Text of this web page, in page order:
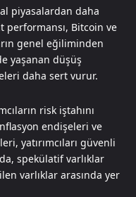
piyasalardan daha
performansı, Bitcoin ve
genel eğiliminden
yaşanan düşüş
daha sert vurur.
risk iştahını
endişeleri ve
yatırımcıları güvenli
spekülatif varlıklar
varlıklar arasında yer